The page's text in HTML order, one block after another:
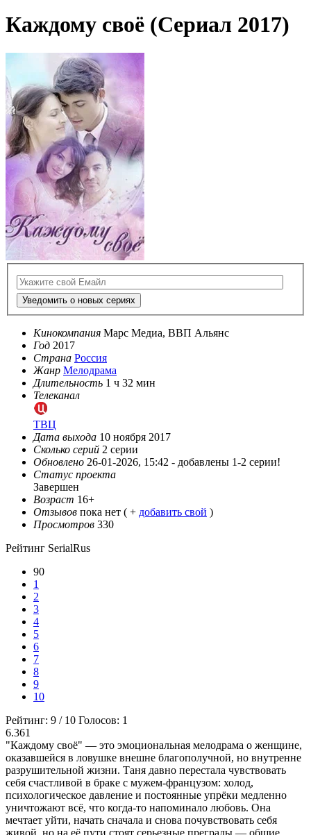
Каждому своё (Сериал 2017)
Уведомить о новых сериях
Кинокомпания Марс Медиа, ВВП Альянс
Год 2017
Страна Россия
Жанр Мелодрама
Длительность 1 ч 32 мин
Телеканал
ТВЦ
Дата выхода 10 ноября 2017
Сколько серий 2 серии
Обновлено 26-01-2026, 15:42 - добавлены 1-2 серии!
Статус проекта
Завершен
Возраст 16+
Отзывов пока нет ( + добавить свой )
Просмотров 330
Рейтинг SerialRus
90
1
2
3
4
5
6
7
8
9
10
Рейтинг: 9 / 10 Голосов: 1
6.361
"Каждому своё" — это эмоциональная мелодрама о женщине,
оказавшейся в ловушке внешне благополучной, но внутренне
разрушительной жизни. Таня давно перестала чувствовать
себя счастливой в браке с мужем-французом: холод,
психологическое давление и постоянные упрёки медленно
уничтожают всё, что когда-то напоминало любовь. Она
мечтает уйти, начать сначала и снова почувствовать себя